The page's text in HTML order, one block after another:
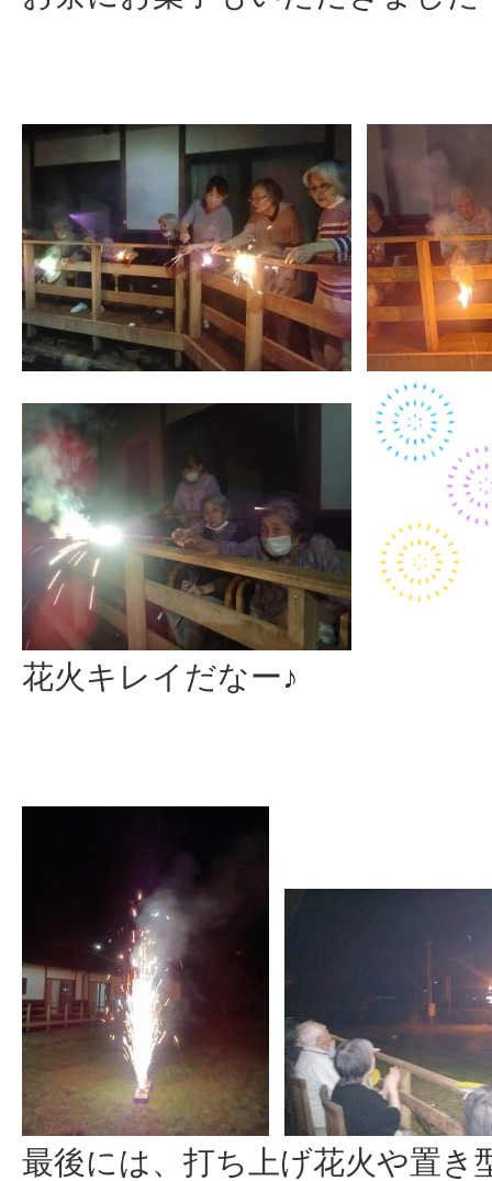
花火キレイだなー♪
最後には、打ち上げ花火や置き